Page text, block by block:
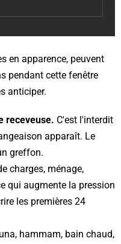
en apparence, peuvent
pendant cette fenêtre
anticiper.
receveuse. C'est l'interdit
apparaît. Le
greffon.
charges, ménage,
qui augmente la pression
les premières 24
hammam, bain chaud,